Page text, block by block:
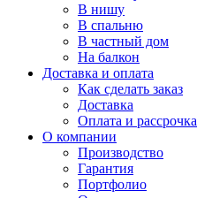
В нишу
В спальню
В частный дом
На балкон
Доставка и оплата
Как сделать заказ
Доставка
Оплата и рассрочка
О компании
Производство
Гарантия
Портфолио